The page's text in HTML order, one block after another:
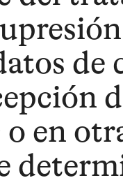
de
en